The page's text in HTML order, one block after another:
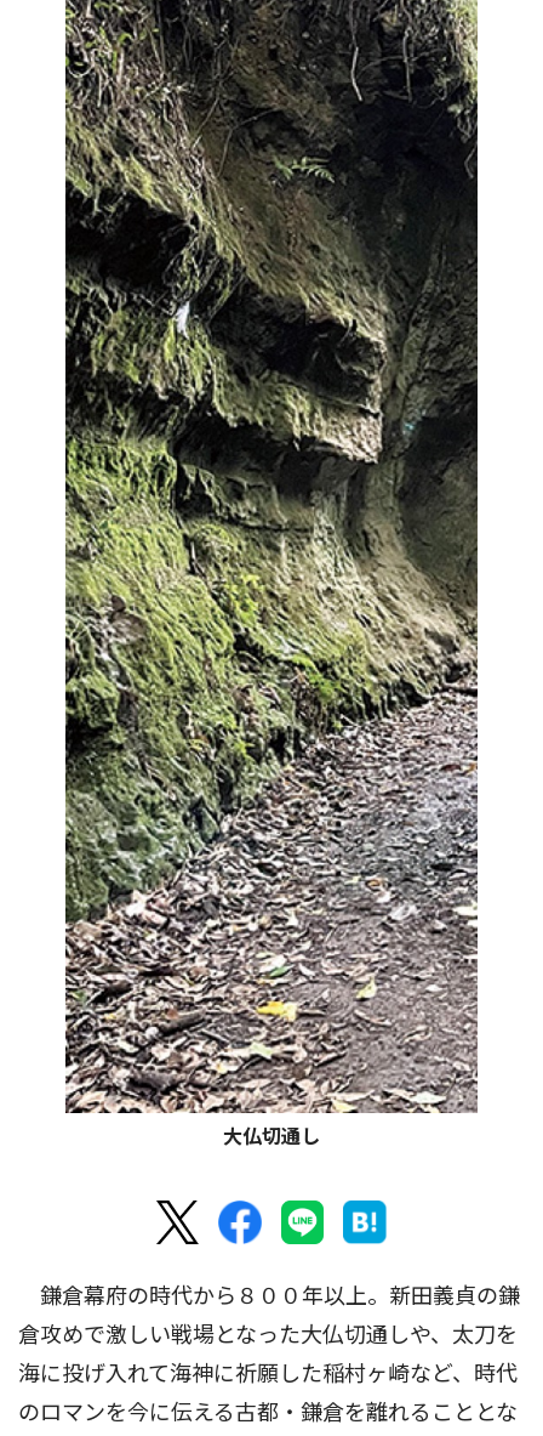
大仏切通し
鎌倉幕府の時代から８００年以上。新田義貞の鎌
倉攻めで激しい戦場となった大仏切通しや、太刀を
海に投げ入れて海神に祈願した稲村ヶ崎など、時代
のロマンを今に伝える古都・鎌倉を離れることとな